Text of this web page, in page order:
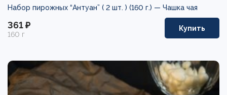
Набор пирожных “Антуан” ( 2 шт. ) (160 г.) — Чашка чая
361 ₽
160 г
Купить